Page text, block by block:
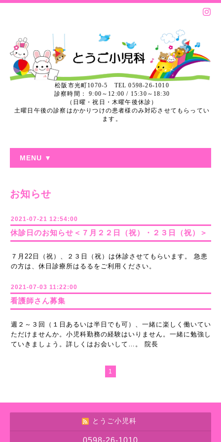
松阪市光町1070-5 TEL 0598-26-1010
診察時間： 9:00～12:00 / 15:30～18:30
（日曜・祝日・木曜午後休診）
土曜日午後の診察はかかりつけの患者様のみ対応させてもらってい
ます。
MENU ▼
お知らせ
2021-07-21 12:54:00
休診日のお知らせ＜７月２２日（祝）・２３日（祝）＞
７月22日（祝）、２３日（祝）は休診させてもらいます。 急患
の方は、休日診療所はるるをご利用ください。
2021-07-03 11:22:00
看護師さん募集
週２～３回（１日あるいは半日でも可）、一緒に楽しく働いてい
ただけませんか。小児科勤務の経験はいりません。一緒に勉強し
ていきましょう。詳しくはお会いして…。 院長
1
とうご小児科
0598-26-1010